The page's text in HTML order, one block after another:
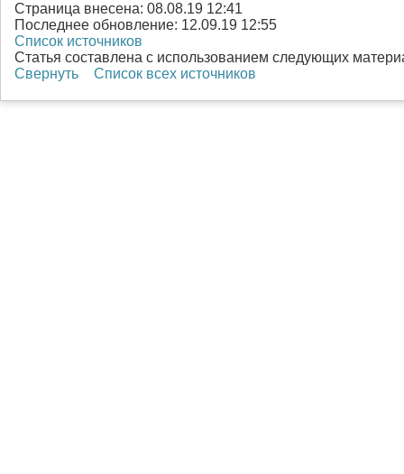
Страница внесена: 08.08.19 12:41
Последнее обновление: 12.09.19 12:55
Список источников
Статья составлена с использованием следующих
Свернуть
Список всех источников